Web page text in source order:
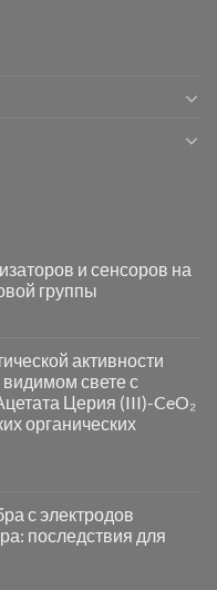
и сенсоров на
группы
активности
свете с
Церия (III)-CeO₂
органических
с электродов
последствия для